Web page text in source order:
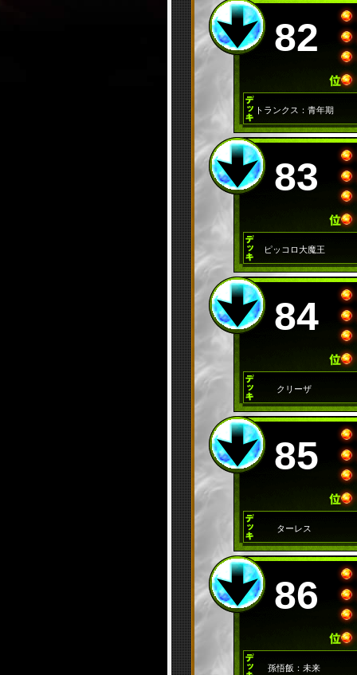
82
トランクス：青年期
83
ピッコロ大魔王
84
クリーザ
85
ターレス
86
孫悟飯：未来